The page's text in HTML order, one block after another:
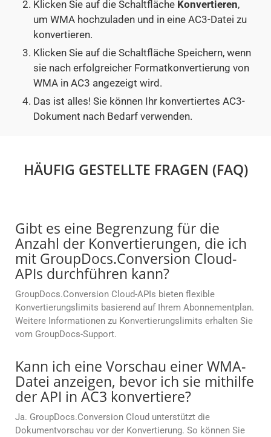
Klicken Sie auf die Schaltfläche Konvertieren,
um WMA hochzuladen und in eine AC3-Datei zu
konvertieren.
Klicken Sie auf die Schaltfläche Speichern, wenn
sie nach erfolgreicher Formatkonvertierung von
WMA in AC3 angezeigt wird.
Das ist alles! Sie können Ihr konvertiertes AC3-
Dokument nach Bedarf verwenden.
HÄUFIG GESTELLTE FRAGEN (FAQ)
Gibt es eine Begrenzung für die
Anzahl der Konvertierungen, die ich
mit GroupDocs.Conversion Cloud-
APIs durchführen kann?
GroupDocs.Conversion Cloud-APIs bieten flexible
Konvertierungslimits basierend auf Ihrem Abonnementplan.
Weitere Informationen zu Konvertierungslimits erhalten Sie
vom GroupDocs-Support.
Kann ich eine Vorschau einer WMA-
Datei anzeigen, bevor ich sie mithilfe
der API in AC3 konvertiere?
Ja. GroupDocs.Conversion Cloud unterstützt die
Dokumentvorschau vor der Konvertierung. So können Sie